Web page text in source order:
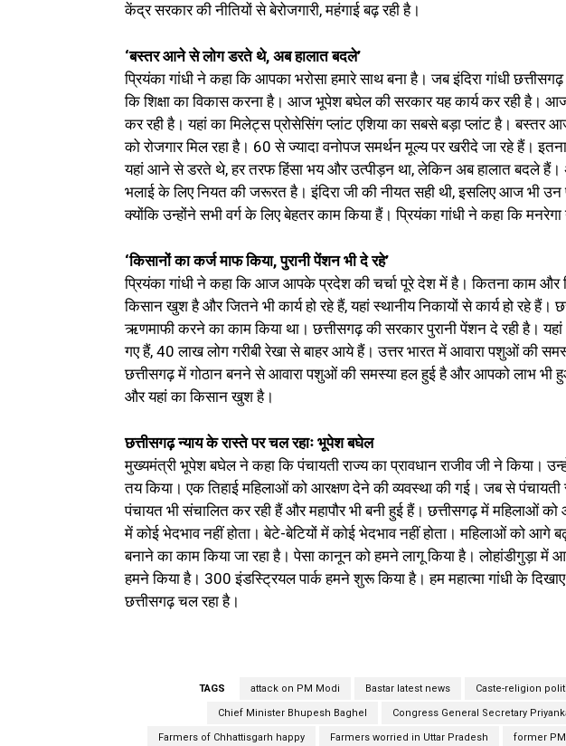
केंद्र सरकार की नीतियों से बेरोजगारी, महंगाई बढ़ रही है।
‘बस्तर आने से लोग डरते थे, अब हालात बदले’
प्रियंका गांधी ने कहा कि आपका भरोसा हमारे साथ बना है। जब इंदिरा गांधी
कि शिक्षा का विकास करना है। आज भूपेश बघेल की सरकार यह कार्य कर रही
कर रही है। यहां का मिलेट्स प्रोसेसिंग प्लांट एशिया का सबसे बड़ा प्लांट है। बस्तर
को रोजगार मिल रहा है। 60 से ज्यादा वनोपज समर्थन मूल्य पर खरीदे जा रहे हैं।
यहां आने से डरते थे, हर तरफ हिंसा भय और उत्पीड़न था, लेकिन अब हालात बदले
भलाई के लिए नियत की जरूरत है। इंदिरा जी की नीयत सही थी, इसलिए आज भी उन
क्योंकि उन्होंने सभी वर्ग के लिए बेहतर काम किया हैं। प्रियंका गांधी ने कहा कि
‘किसानों का कर्ज माफ किया, पुरानी पेंशन भी दे रहे’
प्रियंका गांधी ने कहा कि आज आपके प्रदेश की चर्चा पूरे देश में है। कितना काम और
किसान खुश है और जितने भी कार्य हो रहे हैं, यहां स्थानीय निकायों से कार्य हो रहे
ऋणमाफी करने का काम किया था। छत्तीसगढ़ की सरकार पुरानी पेंशन दे रही है।
गए हैं, 40 लाख लोग गरीबी रेखा से बाहर आये हैं। उत्तर भारत में आवारा पशुओं की
छत्तीसगढ़ में गोठान बनने से आवारा पशुओं की समस्या हल हुई है और आपको लाभ भी
और यहां का किसान खुश है।
छत्तीसगढ़ न्याय के रास्ते पर चल रहाः भूपेश बघेल
मुख्यमंत्री भूपेश बघेल ने कहा कि पंचायती राज्य का प्रावधान राजीव जी ने किया।
तय किया। एक तिहाई महिलाओं को आरक्षण देने की व्यवस्था की गई। जब से पंचायती
पंचायत भी संचालित कर रही हैं और महापौर भी बनी हुई हैं। छत्तीसगढ़ में महिलाओं
में कोई भेदभाव नहीं होता। बेटे-बेटियों में कोई भेदभाव नहीं होता। महिलाओं को आगे
बनाने का काम किया जा रहा है। पेसा कानून को हमने लागू किया है। लोहांडीगुड़ा में
हमने किया है। 300 इंडस्ट्रियल पार्क हमने शुरू किया है। हम महात्मा गांधी के
छत्तीसगढ़ चल रहा है।
TAGS attack on PM Modi Bastar latest news Caste-religion
Chief Minister Bhupesh Baghel Congress General Secretary
Farmers of Chhattisgarh happy Farmers worried in Uttar Pradesh former